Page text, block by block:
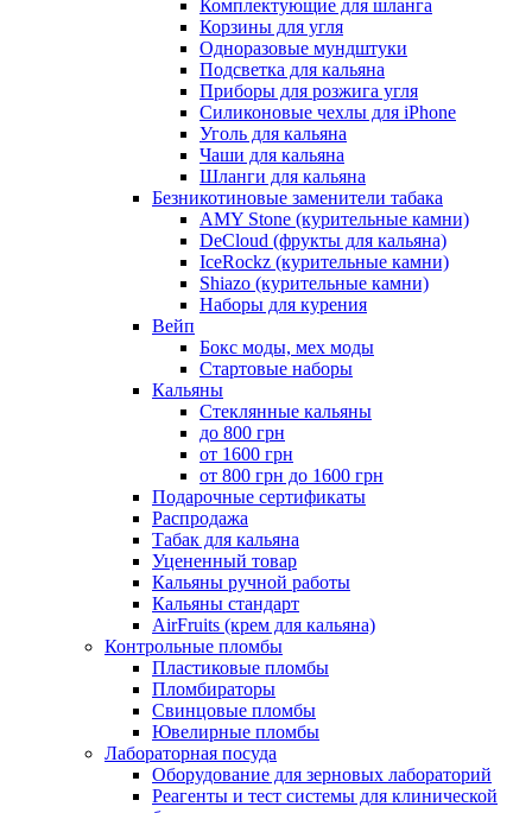
Комплектующие для шланга
Корзины для угля
Одноразовые мундштуки
Подсветка для кальяна
Приборы для розжига угля
Силиконовые чехлы для iPhone
Уголь для кальяна
Чаши для кальяна
Шланги для кальяна
Безникотиновые заменители табака
AMY Stone (курительные камни)
DeCloud (фрукты для кальяна)
IceRockz (курительные камни)
Shiazo (курительные камни)
Наборы для курения
Вейп
Бокс моды, мех моды
Стартовые наборы
Кальяны
Стеклянные кальяны
до 800 грн
от 1600 грн
от 800 грн до 1600 грн
Подарочные сертификаты
Распродажа
Табак для кальяна
Уцененный товар
Кальяны ручной работы
Кальяны стандарт
AirFruits (крем для кальяна)
Контрольные пломбы
Пластиковые пломбы
Пломбираторы
Свинцовые пломбы
Ювелирные пломбы
Лабораторная посуда
Оборудование для зерновых лабораторий
Реагенты и тест системы для клинической